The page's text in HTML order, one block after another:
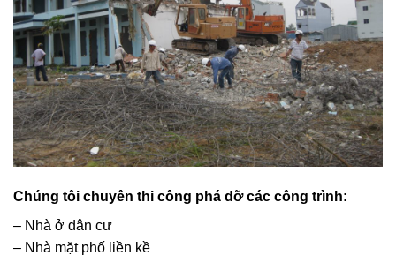
Chúng tôi chuyên thi công phá dỡ các công trình:
– Nhà ở dân cư
– Nhà mặt phố liền kề